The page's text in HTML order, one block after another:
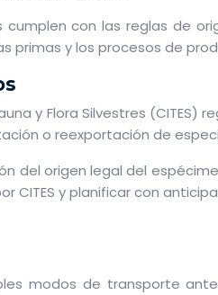
con las reglas de
primas y los procesos de
y Flora Silvestres
o reexportación de
del origen legal del
y planificar con
modos de transporte